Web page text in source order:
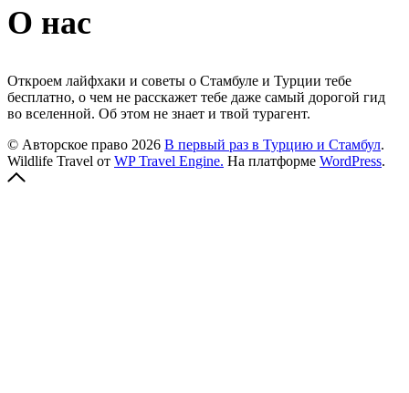
О нас
Откроем лайфхаки и советы о Стамбуле и Турции тебе
бесплатно, о чем не расскажет тебе даже самый дорогой гид
во вселенной. Об этом не знает и твой турагент.
© Авторское право 2026 В первый раз в Турцию и Стамбул.
Wildlife Travel от WP Travel Engine. На платформе WordPress.